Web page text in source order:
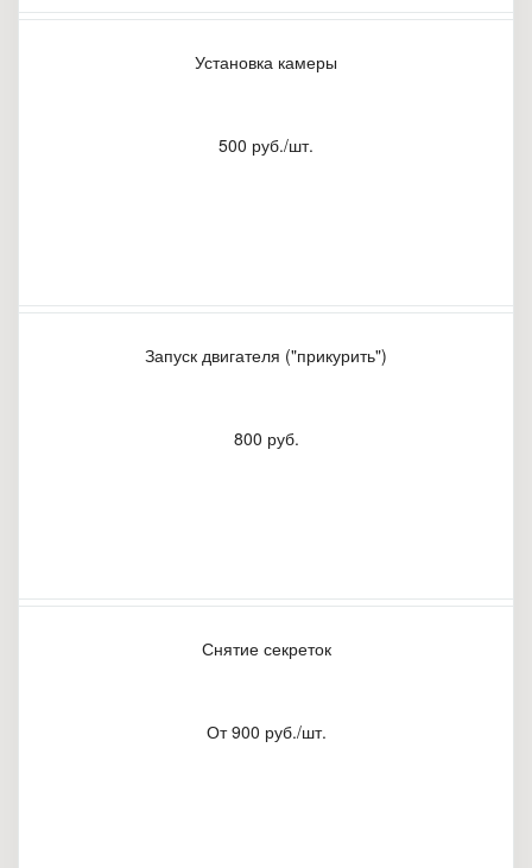
Установка камеры
500 руб./шт.
Запуск двигателя ("прикурить")
800 руб.
Снятие секреток
От 900 руб./шт.